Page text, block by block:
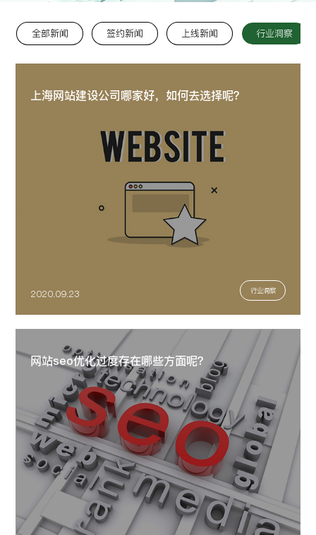
全部新闻 签约新闻 上线新闻 行业洞察
上海网站建设公司哪家好，如何去选择呢？
2020.09.23 行业洞察
网站seo优化过度存在哪些方面呢？
提交